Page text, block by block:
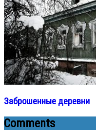
Заброшенные деревни
Comments